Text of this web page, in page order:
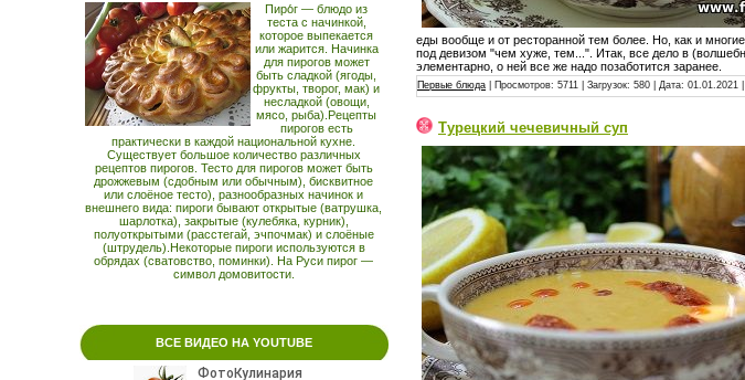
Пиро́г — блюдо из
теста с начинкой,
которое выпекается
или жарится. Начинка
для пирогов может
быть сладкой (ягоды,
фрукты, творог, мак) и
несладкой (овощи,
мясо, рыба).Рецепты
пирогов есть
практически в каждой национальной кухне.
Существует большое количество различных
рецептов пирогов. Тесто для пирогов может быть
дрожжевым (сдобным или обычным), бисквитное
или слоёное тесто), разнообразных начинок и
внешнего вида: пироги бывают открытые (ватрушка,
шарлотка), закрытые (кулебяка, курник),
полуоткрытыми (расстегай, эчпочмак) и слоёные
(штрудель).Некоторые пироги используются в
обрядах (сватовство, поминки). На Руси пирог —
символ домовитости.
ВСЕ ВИДЕО НА YOUTUBE
еды вообще и от ресторанной тем более. Но, как и
под девизом "чем хуже, тем...". Итак, все дело в
элементарно, о ней все же надо позаботится заранее.
Первые блюда | Просмотров: 5711 | Загрузок: 580 | Дата: 01.01.2021
Турецкий чечевичный суп